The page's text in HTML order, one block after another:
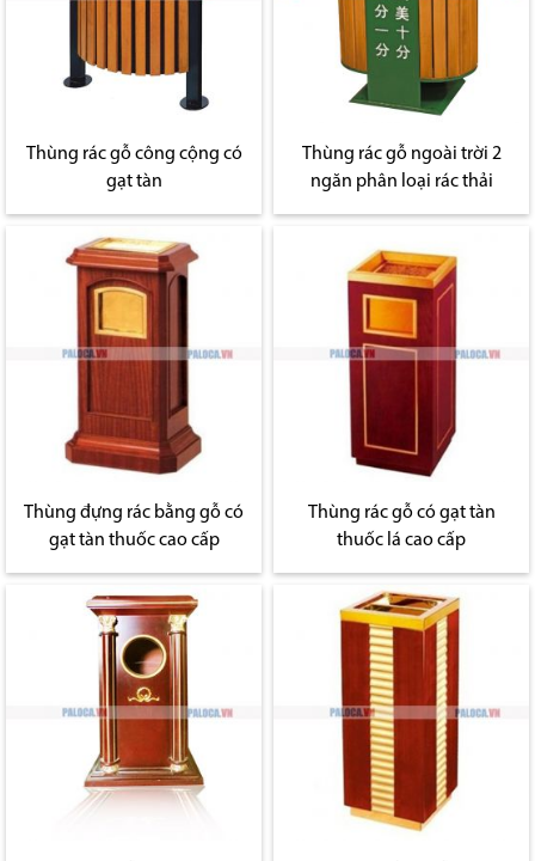
Thùng rác gỗ công cộng có
gạt tàn
Thùng rác gỗ ngoài trời 2
ngăn phân loại rác thải
Thùng đựng rác bằng gỗ có
gạt tàn thuốc cao cấp
Thùng rác gỗ có gạt tàn
thuốc lá cao cấp